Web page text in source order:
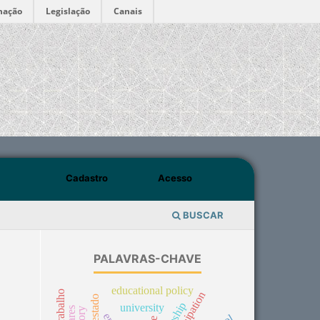
Legislação Canais
BUSCAR
Cadastro Acesso
PALAVRAS-CHAVE
university
educational policy